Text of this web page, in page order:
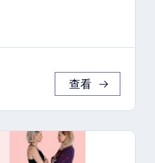
查看